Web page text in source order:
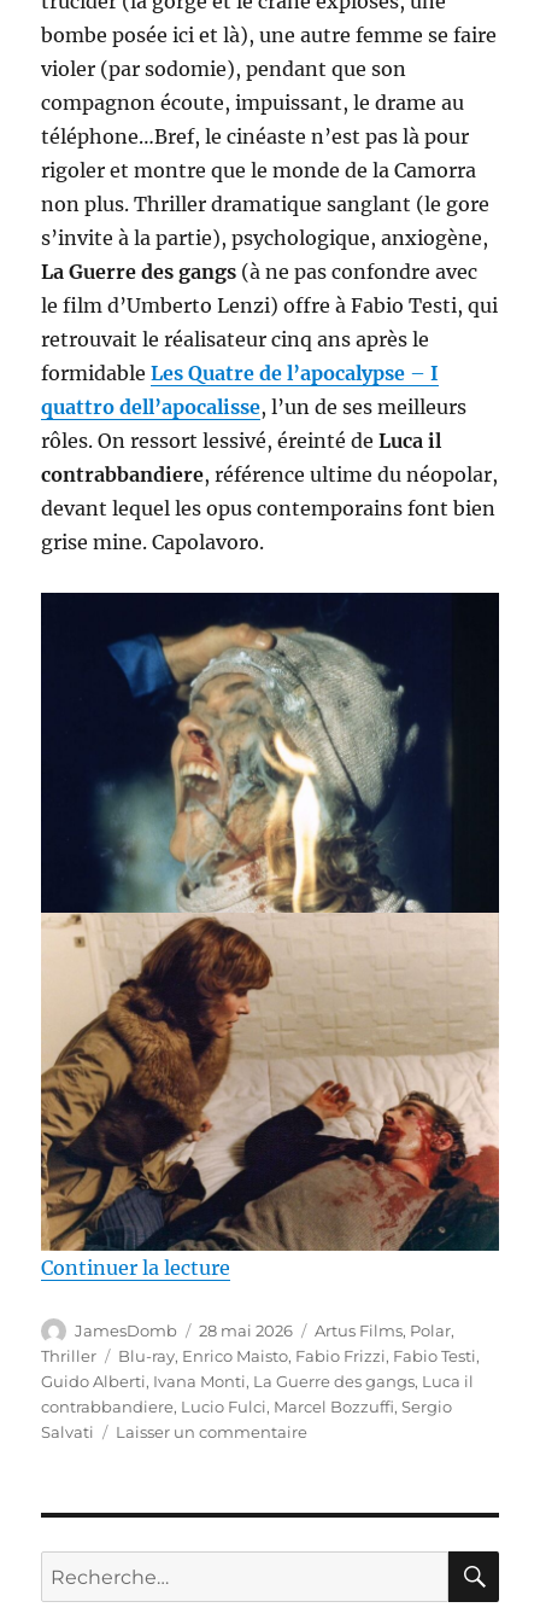
bombe posée ici et là), une autre femme se faire
violer (par sodomie), pendant que son
compagnon écoute, impuissant, le drame au
téléphone…Bref, le cinéaste n’est pas là pour
rigoler et montre que le monde de la Camorra
non plus. Thriller dramatique sanglant (le gore
s’invite à la partie), psychologique, anxiogène,
La Guerre des gangs (à ne pas confondre avec
le film d’Umberto Lenzi) offre à Fabio Testi, qui
retrouvait le réalisateur cinq ans après le
formidableLes Quatre de l’apocalypse –I
quattro dell’apocalisse, l’un de ses meilleurs
rôles. On ressort lessivé, éreinté deLuca il
contrabbandiere, référence ultime du néopolar,
devant lequel les opus contemporains font bien
grise mine. Capolavoro.
Continuer la lecture
Auteur
JamesDomb
Publié
le
28 mai 2026 Catégories
Artus Films, Polar,
Thriller
Étiquettes
Blu-ray, Enrico Maisto, Fabio Frizzi, Fabio Testi,
Guido Alberti, Ivana Monti, La Guerre des gangs, Luca il
contrabbandiere, Lucio Fulci, Marcel Bozzuffi,Sergio
Salvati
Laisser un commentairesur
La
des
Recherche
pour :